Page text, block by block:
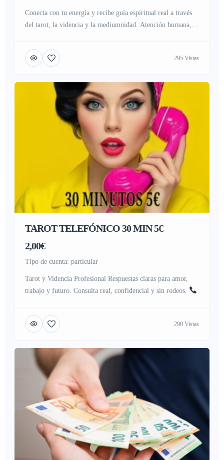
Conecta con tu energía y recibe guía espiritual real a través
del tarot, la videncia y la mediumnidad. Atención humana,
Llama ahora desde el botón flotante de nuestra web y habla
gratis desde cualquier país, sin costos para ti ni para tu
https://www.tarotvidenciamedium.es
295 Vistas
TAROT TELEFÓNICO 30 MIN 5€
2,00€
tipo de cuenta: particular
Tarot y Videncia Profesional Respuestas claras para amor,
trabajo y futuro. Consulta real, confidencial y sin rodeos.
económicos: 10 min · 2 € 30 min · 5 € 60 min · 10 € Tarot
barato y certero · Videntes económicos Médium · Astrología
290 Vistas